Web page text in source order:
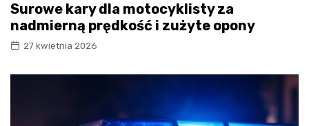
Surowe kary dla motocyklisty za
nadmierną prędkość i zużyte opony
27 kwietnia 2026